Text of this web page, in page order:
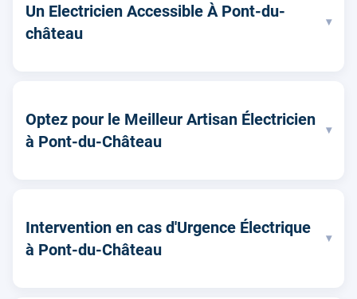
Un Electricien Accessible À Pont-du-
château
▾
Optez pour le Meilleur Artisan Électricien
à Pont-du-Château
▾
Intervention en cas d'Urgence Électrique
à Pont-du-Château
▾